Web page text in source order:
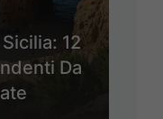
12
Da